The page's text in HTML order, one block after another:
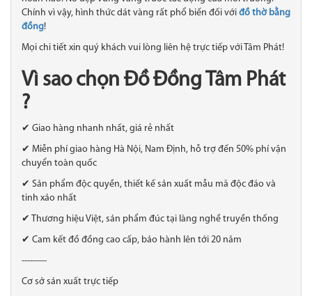
Chính vì vậy, hình thức dát vàng rất phổ biến đối với đồ thờ bằng
đồng!
Mọi chi tiết xin quý khách vui lòng liên hệ trực tiếp với Tâm Phát!
Vì sao chọn Đồ Đồng Tâm Phát
?
✔ Giao hàng nhanh nhất, giá rẻ nhất
✔ Miễn phí giao hàng Hà Nội, Nam Định, hỗ trợ đến 50% phí vận
chuyển toàn quốc
✔ Sản phẩm độc quyền, thiết kế sản xuất mẫu mã độc đáo và
tinh xảo nhất
✔ Thương hiệu Việt, sản phẩm đúc tại làng nghề truyền thống
✔ Cam kết đồ đồng cao cấp, bảo hành lên tới 20 năm
---------
Cơ sở sản xuất trực tiếp